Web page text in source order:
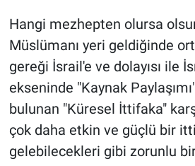
Hangi mezhepten olursa
Müslümanı yeri geldiğinde
gereği İsrail'e ve dolayısı ile
ekseninde "Kaynak
bulunan "Küresel İttifaka"
çok daha etkin ve güçlü bir
gelebilecekleri gibi zorunlu